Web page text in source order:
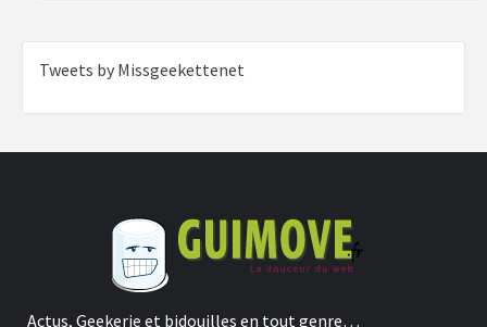
Tweets by Missgeekettenet
Actus, Geekerie et bidouilles en tout genre…